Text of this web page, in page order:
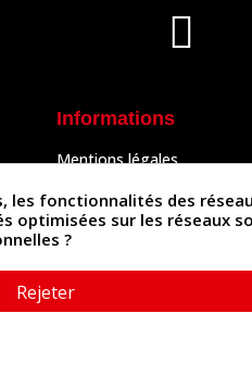
Informations
Mentions légales
Politique de confidentialité
Politique des cookies
Contactez-nous
fonctionnalités des
sur les réseaux
?
Rejeter